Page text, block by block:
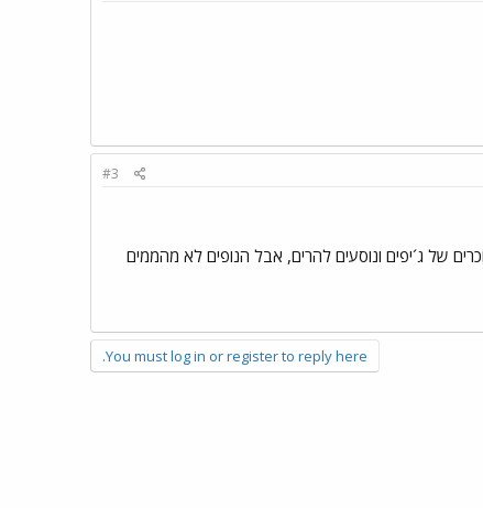
#3
של ג´יפים ונוסעים להרים, אבל הנופים לא מהממים
You must log in or register to reply here.